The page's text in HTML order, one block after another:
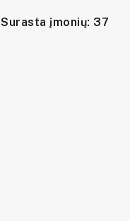
Surasta įmonių: 37